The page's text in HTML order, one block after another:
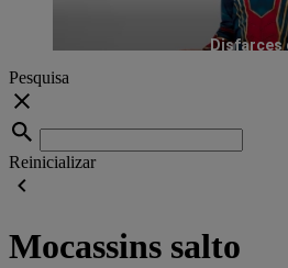
Disfarces
Pesquisa
Reinicializar
Mocassins salto